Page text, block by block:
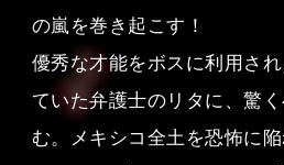
の嵐を巻き起こす！
優秀な才能をボスに利用さ
ていた弁護士のリタに、驚
む。メキシコ全土を恐怖に